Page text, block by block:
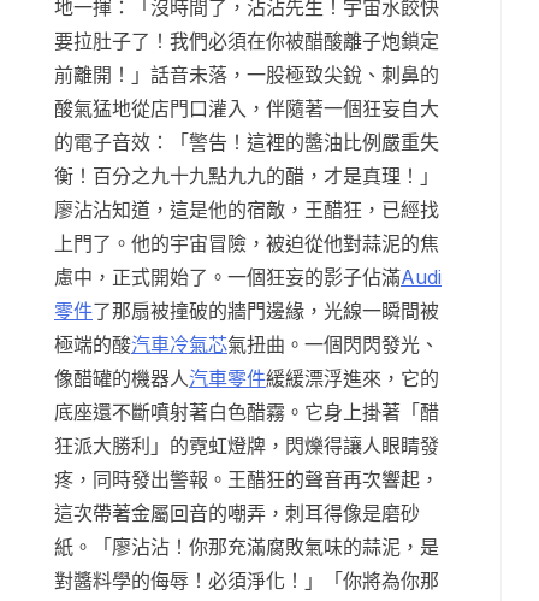
地一揮：「沒時間了，沾沾先生！宇宙水餃快
要拉肚子了！我們必須在你被醋酸離子炮鎖定
前離開！」話音未落，一股極致尖銳、刺鼻的
酸氣猛地從店門口灌入，伴隨著一個狂妄自大
的電子音效：「警告！這裡的醬油比例嚴重失
衡！百分之九十九點九九的醋，才是真理！」
廖沾沾知道，這是他的宿敵，王醋狂，已經找
上門了。他的宇宙冒險，被迫從他對蒜泥的焦
慮中，正式開始了。一個狂妄的影子佔滿Audi
零件了那扇被撞破的牆門邊緣，光線一瞬間被
極端的酸汽車冷氣芯氣扭曲。一個閃閃發光、
像醋罐的機器人汽車零件緩緩漂浮進來，它的
底座還不斷噴射著白色醋霧。它身上掛著「醋
狂派大勝利」的霓虹燈牌，閃爍得讓人眼睛發
疼，同時發出警報。王醋狂的聲音再次響起，
這次帶著金屬回音的嘲弄，刺耳得像是磨砂
紙。「廖沾沾！你那充滿腐敗氣味的蒜泥，是
對醬料學的侮辱！必須淨化！」「你將為你那